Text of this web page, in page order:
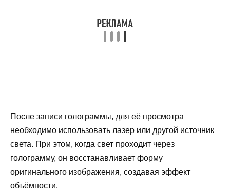
После записи голограммы, для её просмотра
необходимо использовать лазер или другой источник
света. При этом, когда свет проходит через
голограмму, он восстанавливает форму
оригинального изображения, создавая эффект
объёмности.